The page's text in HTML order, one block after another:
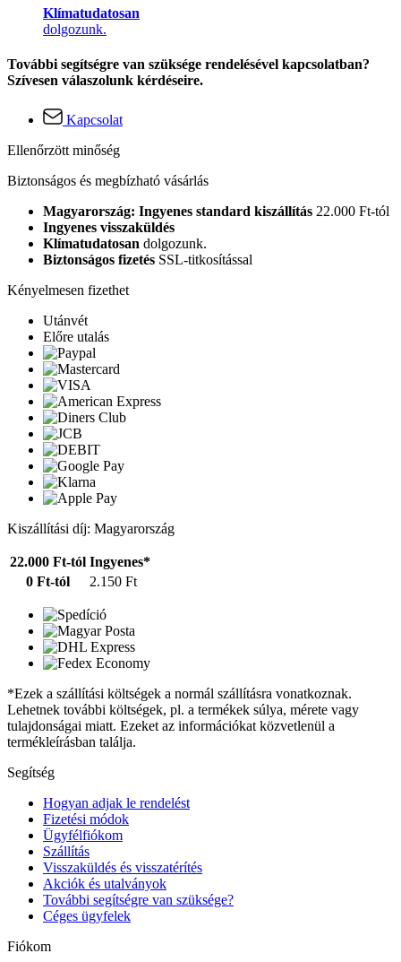
Klímatudatosan
dolgozunk.
További segítségre van szüksége rendelésével kapcsolatban?
Szívesen válaszolunk kérdéseire.
Kapcsolat
Ellenőrzött minőség
Biztonságos és megbízható vásárlás
Magyarország: Ingyenes standard kiszállítás 22.000 Ft-tól
Ingyenes visszaküldés
Klímatudatosan dolgozunk.
Biztonságos fizetés SSL-titkosítással
Kényelmesen fizethet
Utánvét
Előre utalás
Kiszállítási díj: Magyarország
22.000 Ft-tól Ingyenes*
0 Ft-tól
2.150 Ft
*Ezek a szállítási költségek a normál szállításra vonatkoznak.
Lehetnek további költségek, pl. a termékek súlya, mérete vagy
tulajdonságai miatt. Ezeket az információkat közvetlenül a
termékleírásban találja.
Segítség
Hogyan adjak le rendelést
Fizetési módok
Ügyfélfiókom
Szállítás
Visszaküldés és visszatérítés
Akciók és utalványok
További segítségre van szüksége?
Céges ügyfelek
Fiókom